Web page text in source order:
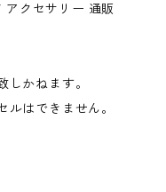
アクセサリー 通販
かねます。
はできません。